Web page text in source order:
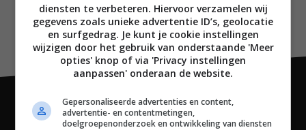
diensten te verbeteren. Hiervoor verzamelen wij
gegevens zoals unieke advertentie ID’s, geolocatie
en surfgedrag. Je kunt je cookie instellingen
wijzigen door het gebruik van onderstaande 'Meer
opties' knop of via 'Privacy instellingen
aanpassen' onderaan de website.
Gepersonaliseerde advertenties en content,
advertentie- en contentmetingen,
doelgroepenonderzoek en ontwikkeling van diensten